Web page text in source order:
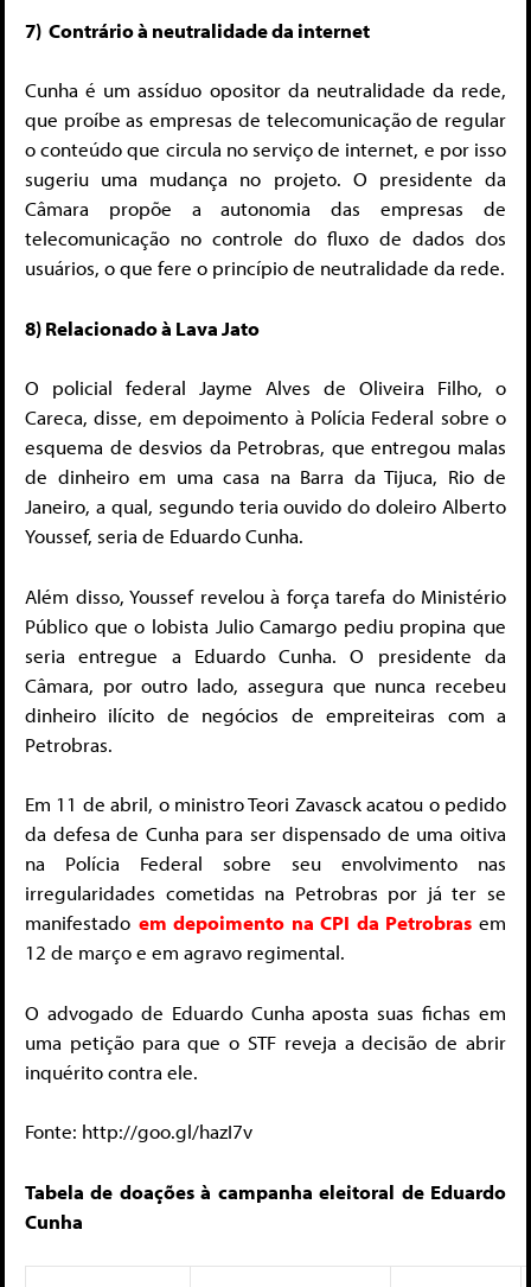
7) Contrário à neutralidade da internet
Cunha é um assíduo opositor da neutralidade da rede,
que proíbe as empresas de telecomunicação de regular
o conteúdo que circula no serviço de internet, e por isso
sugeriu uma mudança no projeto. O presidente da
Câmara propõe a autonomia das empresas de
telecomunicação no controle do fluxo de dados dos
usuários, o que fere o princípio de neutralidade da rede.
8) Relacionado à Lava Jato
O policial federal Jayme Alves de Oliveira Filho, o
Careca, disse, em depoimento à Polícia Federal sobre o
esquema de desvios da Petrobras, que entregou malas
de dinheiro em uma casa na Barra da Tijuca, Rio de
Janeiro, a qual, segundo teria ouvido do doleiro Alberto
Youssef, seria de Eduardo Cunha.
Além disso, Youssef revelou à força tarefa do Ministério
Público que o lobista Julio Camargo pediu propina que
seria entregue a Eduardo Cunha. O presidente da
Câmara, por outro lado, assegura que nunca recebeu
dinheiro ilícito de negócios de empreiteiras com a
Petrobras.
Em 11 de abril, o ministro Teori Zavasck acatou o pedido
da defesa de Cunha para ser dispensado de uma oitiva
na Polícia Federal sobre seu envolvimento nas
irregularidades cometidas na Petrobras por já ter se
manifestado em depoimento na CPI da Petrobrasem
12 de março e em agravo regimental.
O advogado de Eduardo Cunha aposta suas fichas em
uma petição para que o STF reveja a decisão de abrir
inquérito contra ele.
Fonte: http://goo.gl/hazI7v
Tabela de doações à campanha eleitoral de Eduardo
Cunha